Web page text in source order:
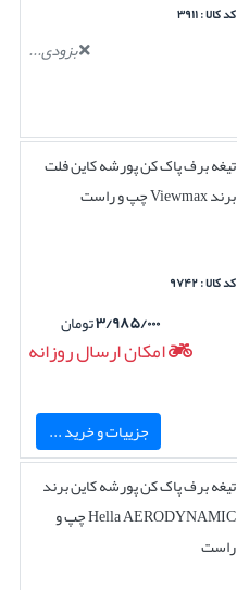
کد کالا : ۳۹۱۱
بزودی...
تیغه برف پاک کن پورشه کاین فلت
برند Viewmax چپ و راست
کد کالا : ۹۷۴۲
۳/۹۸۵/۰۰۰تومان
امکان ارسال روزانه
جزییات و خرید ...
تیغه برف پاک کن پورشه کاین برند
Hella AERODYNAMIC چپ و
راست